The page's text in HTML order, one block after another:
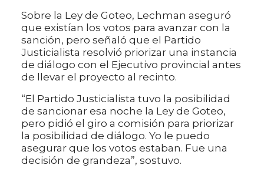
Sobre la Ley de Goteo, Lechman aseguró
que existían los votos para avanzar con la
sanción, pero señaló que el Partido
Justicialista resolvió priorizar una instancia
de diálogo con el Ejecutivo provincial antes
de llevar el proyecto al recinto.
“El Partido Justicialista tuvo la posibilidad
de sancionar esa noche la Ley de Goteo,
pero pidió el giro a comisión para priorizar
la posibilidad de diálogo. Yo le puedo
asegurar que los votos estaban. Fue una
decisión de grandeza”, sostuvo.